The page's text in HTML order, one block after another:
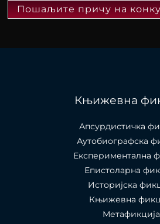
Пошаљите причу на
Књижевна
Апсурдистичка
Аутобиографска
Експериментална
Епистоларна
Историјска
Књижевна
Метафикција